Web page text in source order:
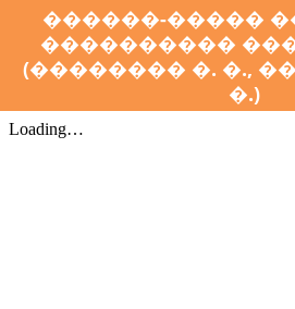
������-�����
����������
(�������� �. �.,
�.)